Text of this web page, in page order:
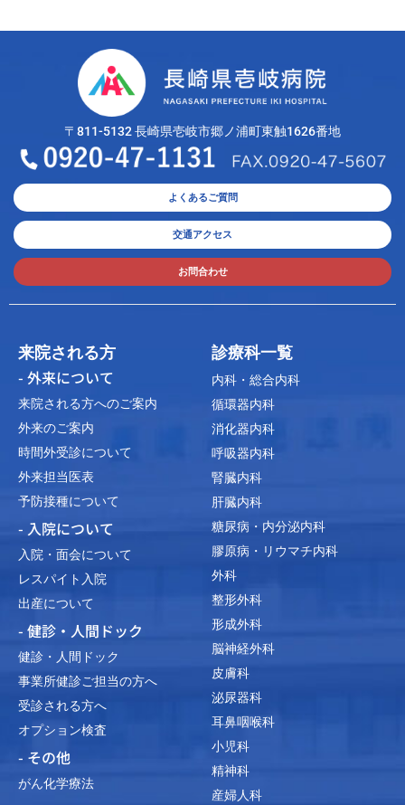
〒811-5132 長崎県壱岐市郷ノ浦町東触1626番地
よくあるご質問
交通アクセス
お問合わせ
来院される方
- 外来について
来院される方へのご案内
外来のご案内
時間外受診について
外来担当医表
予防接種について
- 入院について
入院・面会について
レスパイト入院
出産について
- 健診・人間ドック
健診・人間ドック
事業所健診ご担当の方へ
受診される方へ
オプション検査
- その他
がん化学療法
診療科一覧
内科・総合内科
循環器内科
消化器内科
呼吸器内科
腎臓内科
肝臓内科
糖尿病・内分泌内科
膠原病・リウマチ内科
外科
整形外科
形成外科
脳神経外科
皮膚科
泌尿器科
耳鼻咽喉科
小児科
精神科
産婦人科